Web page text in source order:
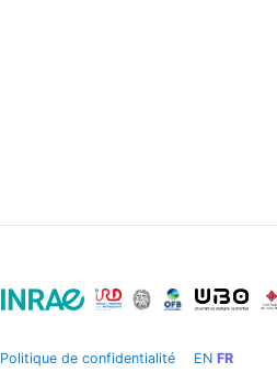
Politique de confidentialité EN FR